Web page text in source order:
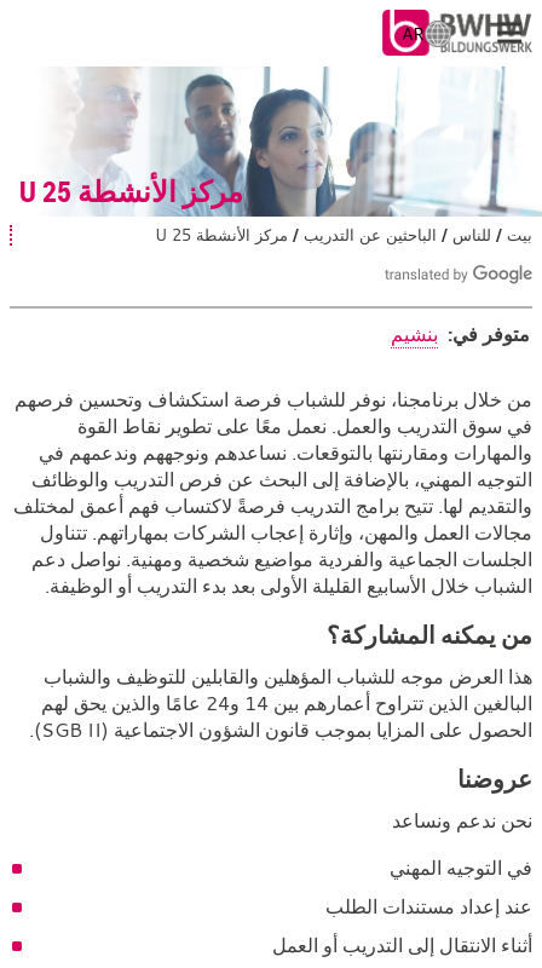
ا
ل
:
AR
مركز الأنشطة U 25
للشركات
من عندنا
في الموقع
أ
ت
ه
ا
بيت للناس الباحثين عن التدريب مركز الأنشطة U 25
متوفر في: بنشيم
مركز
الأنشطة
U
25
من خلال برنامجنا، نوفر للشباب فرصة استكشاف وتحسين فرصهم
في سوق التدريب والعمل. نعمل معًا على تطوير نقاط القوة
والمهارات ومقارنتها بالتوقعات. نساعدهم ونوجههم وندعمهم في
التوجيه المهني، بالإضافة إلى البحث عن فرص التدريب والوظائف
والتقديم لها. تتيح برامج التدريب فرصةً لاكتساب فهم أعمق لمختلف
مجالات العمل والمهن، وإثارة إعجاب الشركات بمهاراتهم. تتناول
الجلسات الجماعية والفردية مواضيع شخصية ومهنية. نواصل دعم
الشباب خلال الأسابيع القليلة الأولى بعد بدء التدريب أو الوظيفة.
من يمكنه المشاركة؟
هذا العرض موجه للشباب المؤهلين والقابلين للتوظيف والشباب
البالغين الذين تتراوح أعمارهم بين 14 و24 عامًا والذين يحق لهم
الحصول على المزايا بموجب قانون الشؤون الاجتماعية (SGB II).
عروضنا
نحن ندعم ونساعد
في التوجيه المهني
عند إعداد مستندات الطلب
أثناء الانتقال إلى التدريب أو العمل